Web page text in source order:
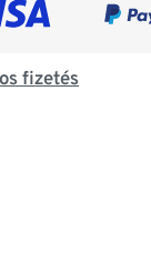
fizetés